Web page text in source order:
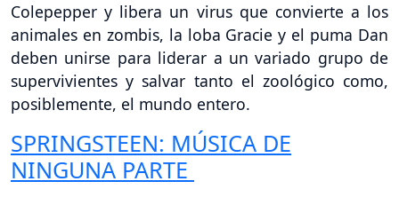
Colepepper y libera un virus que convierte a los
animales en zombis, la loba Gracie y el puma Dan
deben unirse para liderar a un variado grupo de
supervivientes y salvar tanto el zoológico como,
posiblemente, el mundo entero.
SPRINGSTEEN: MÚSICA DE
NINGUNA PARTE